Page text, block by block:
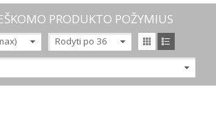
PRODUKTO POŽYMIUS
Rodyti po 36